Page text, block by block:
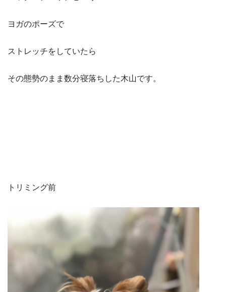
ヨガのポーズで
ストレッチをしていたら
その態勢のまま数分寝落ちした木山です。
トリミング前